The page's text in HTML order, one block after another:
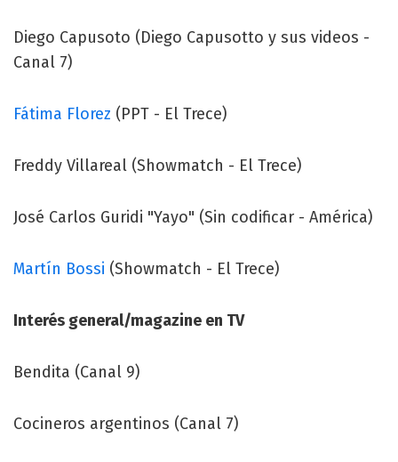
Diego Capusoto (Diego Capusotto y sus videos -
Canal 7)
Fátima Florez (PPT - El Trece)
Freddy Villareal (Showmatch - El Trece)
José Carlos Guridi "Yayo" (Sin codificar - América)
Martín Bossi (Showmatch - El Trece)
Interés general/magazine en TV
Bendita (Canal 9)
Cocineros argentinos (Canal 7)